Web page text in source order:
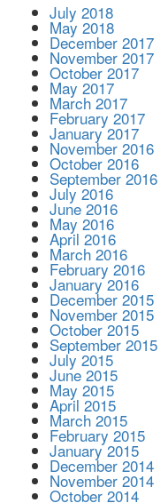
July 2018
May 2018
December 2017
November 2017
October 2017
May 2017
March 2017
February 2017
January 2017
November 2016
October 2016
September 2016
July 2016
June 2016
May 2016
April 2016
March 2016
February 2016
January 2016
December 2015
November 2015
October 2015
September 2015
July 2015
June 2015
May 2015
April 2015
March 2015
February 2015
January 2015
December 2014
November 2014
October 2014